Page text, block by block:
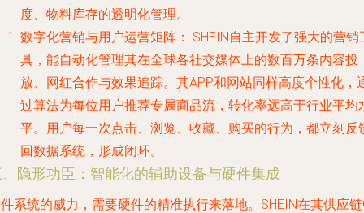
度、物料库存的透明化管理。
数字化营销与用户运营矩阵：
SHEIN自主开发了强大的营销
具，能自动化管理其在全球各社交媒体上的数百万条内容投
放、网红合作与效果追踪。其APP和网站同样高度个性化，
过算法为每位用户推荐专属商品流，转化率远高于行业平均
平。用户每一次点击、浏览、收藏、购买的行为，都立刻反
回数据系统，形成闭环。
隐形功臣：智能化的辅助设备与硬件集成
系统的威力，需要硬件的精准执行来落地。SHEIN在其供应